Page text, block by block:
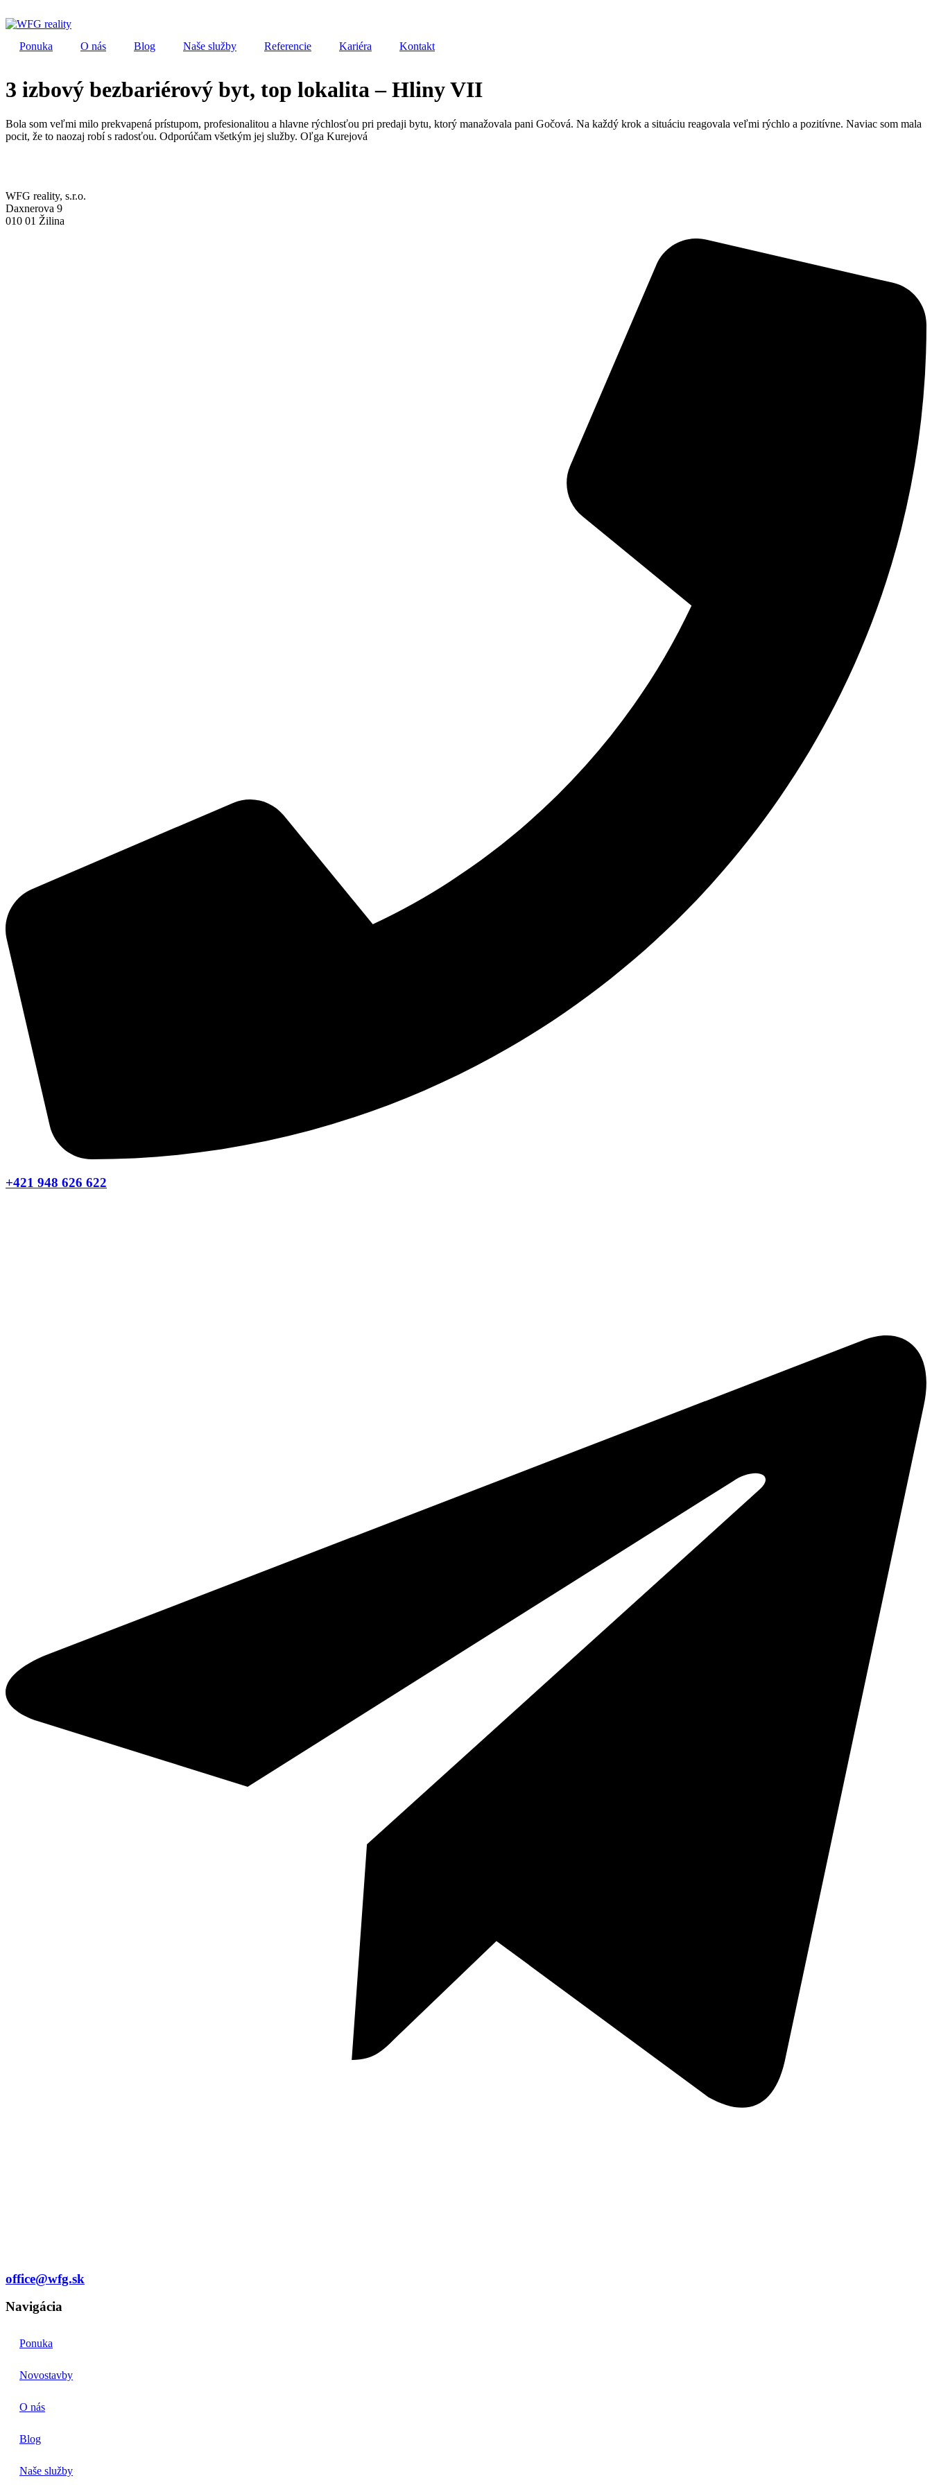
na
Ponuka
O nás Blog Naše služby Referencie Kariéra Kontakt
3 izbový bezbariérový byt, top lokalita – Hliny VII
Bola som veľmi milo prekvapená prístupom, profesionalitou a hlavne rýchlosťou pri predaji bytu, ktorý manažovala pani Gočová. Na každý krok a situáciu reagovala veľmi rýchlo a pozitívne. Naviac som mala
pocit, že to naozaj robí s radosťou. Odporúčam všetkým jej služby. Oľga Kurejová
WFG reality, s.r.o.
Daxnerova 9
010 01 Žilina
+421 948 626 622
office@wfg.sk
Navigácia
Ponuka
Novostavby
O nás
Blog
Naše služby